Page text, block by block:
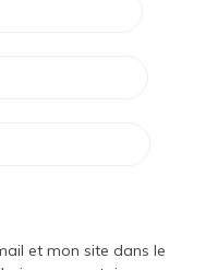
et mon site dans le